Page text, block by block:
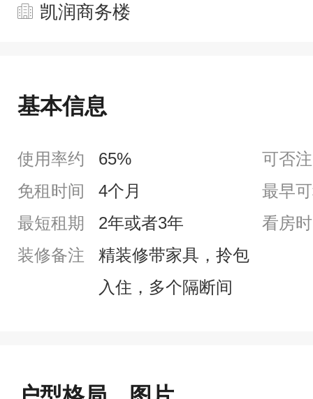
凯润商务楼
基本信息
使用率约 65%
可否
免租时间
4个月
最早
最短租期
2年或者3年
看房
装修备注
精装修带家具，拎包
入住，多个隔断间